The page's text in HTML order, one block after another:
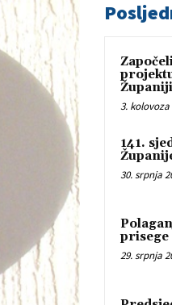
3. kolovoza
141.
30. srpnja
prisege
29. srpnja